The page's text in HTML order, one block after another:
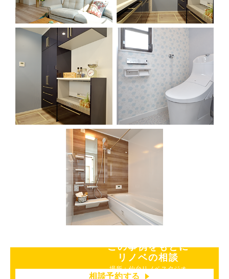
この事例をもとに
リノベの相談
場所：仙台リノベスタジオ
相談予約する